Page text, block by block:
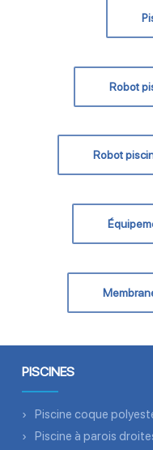
Robot
Robot
PISCINES
Piscine coque
Piscine à parois